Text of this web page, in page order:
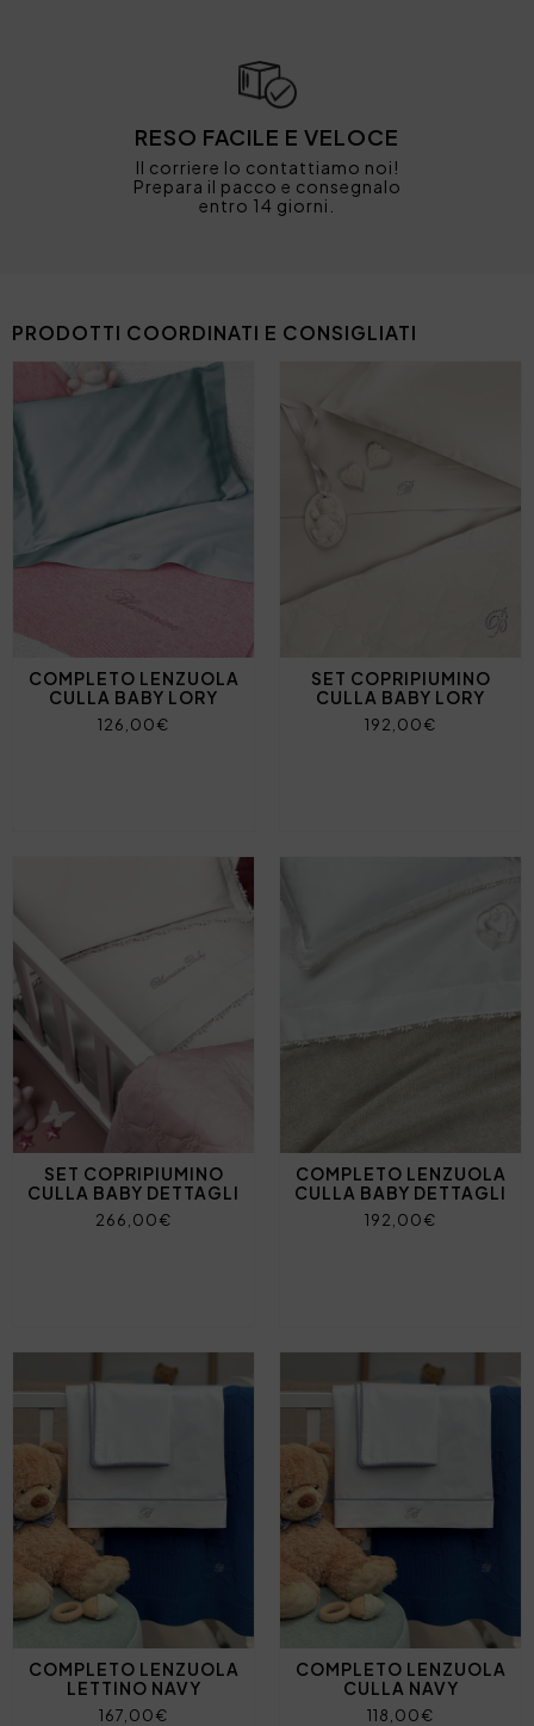
RESO FACILE E VELOCE
Il corriere lo contattiamo noi!
Prepara il pacco e consegnalo
entro 14 giorni.
PRODOTTI COORDINATI E CONSIGLIATI
COMPLETO LENZUOLA
CULLA BABY LORY
126,00€
SET COPRIPIUMINO
CULLA BABY LORY
192,00€
SET COPRIPIUMINO
CULLA BABY DETTAGLI
266,00€
COMPLETO LENZUOLA
CULLA BABY DETTAGLI
192,00€
COMPLETO LENZUOLA
LETTINO NAVY
167,00€
COMPLETO LENZUOLA
CULLA NAVY
118,00€